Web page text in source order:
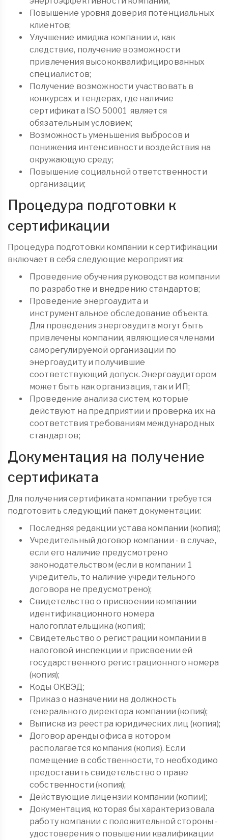
Повышение уровня доверия потенциальных
клиентов;
Улучшение имиджа компании и, как
следствие, получение возможности
привлечения высококвалифицированных
специалистов;
Получение возможности участвовать в
конкурсах и тендерах, где наличие
сертификата ISO 50001 является
обязательным условием;
Возможность уменьшения выбросов и
понижения интенсивности воздействия на
окружающую среду;
Повышение социальной ответственности
организации;
Процедура подготовки к
сертификации
Процедура подготовки компании к сертификации
включает в себя следующие мероприятия:
Проведение обучения руководства компании
по разработке и внедрению стандартов;
Проведение энергоаудита и
инструментальное обследование объекта.
Для проведения энергоаудита могут быть
привлечены компании, являющиеся членами
саморегулируемой организации по
энергоаудиту и получившие
соответствующий допуск. Энергоаудитором
может быть как организация, так и ИП;
Проведение анализа систем, которые
действуют на предприятии и проверка их на
соответствия требованиям международных
стандартов;
Документация на получение
сертификата
Для получения сертификата компании требуется
подготовить следующий пакет документации:
Последняя редакции устава компании (копия);
Учредительный договор компании - в случае,
если его наличие предусмотрено
законодательством (если в компании 1
учредитель, то наличие учредительного
договора не предусмотрено);
Свидетельство о присвоении компании
идентификационного номера
налогоплательщика (копия);
Свидетельство о регистрации компании в
налоговой инспекции и присвоении ей
государственного регистрационного номера
(копия);
Коды ОКВЭД;
Приказ о назначении на должность
генерального директора компании (копия);
Выписка из реестра юридических лиц (копия);
Договор аренды офиса в котором
располагается компания (копия). Если
помещение в собственности, то необходимо
предоставить свидетельство о праве
собственности (копия);
Действующие лицензии компании (копии);
Документация, которая бы характеризовала
работу компании с положительной стороны -
удостоверения о повышении квалификации